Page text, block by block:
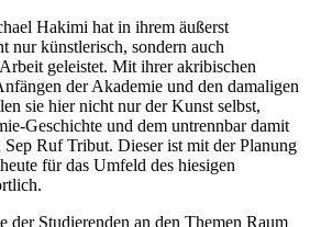
Hakimi hat in ihrem äußerst
nur künstlerisch, sondern auch
geleistet. Mit ihrer akribischen
der Akademie und den damaligen
sie hier nicht nur der Kunst selbst,
Geschichte und dem untrennbar damit
Ruf Tribut. Dieser ist mit der Planung
für das Umfeld des hiesigen
der Studierenden an den Themen Raum